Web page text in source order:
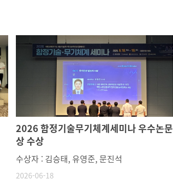
2026 함정기술무기체계세미나 우수논문
상 수상
2026-06-18
수상자 : 김승태, 유영준, 문진석